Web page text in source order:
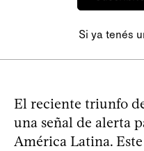
Si ya tenés
El reciente triunfo
una señal de alerta
América Latina.